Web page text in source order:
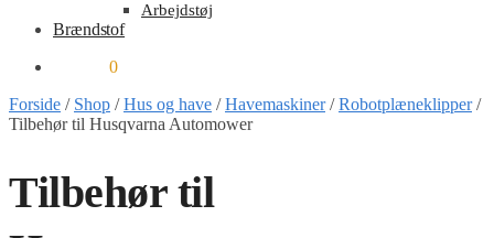
Arbejdstøj
Brændstof
0
Forside / Shop /Hus og have /Havemaskiner/Robotplæneklipper/
Tilbehør til Husqvarna Automower
Tilbehør til